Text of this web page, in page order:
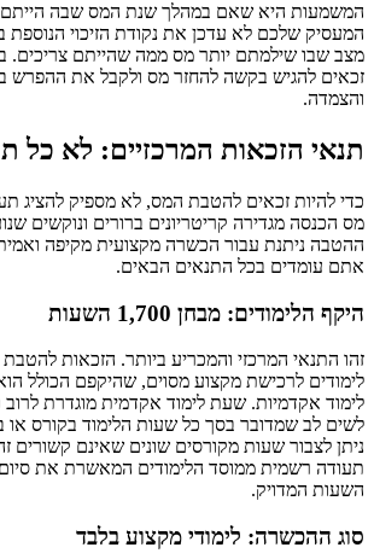
המשמעות היא שאם במהלך שנת המס שבה הייתם
המעסיק שלכם לא עדכן את נקודת הזיכוי הנוספת
מצב שבו שילמתם יותר מס ממה שהייתם צריכים.
זכאים להגיש בקשה להחזר מס ולקבל את ההפרש
והצמדה.
תנאי הזכאות המרכזיים: לא כל
כדי להיות זכאים להטבת המס, לא מספיק להציג
מס הכנסה מגדירה קריטריונים ברורים ונוקשים
ההטבה ניתנת עבור הכשרה מקצועית מקיפה
אתם עומדים בכל התנאים הבאים.
היקף הלימודים: מבחן 1,700 השעות
זהו התנאי המרכזי והמכריע ביותר. הזכאות
לשים לב שמדובר בסך כל שעות הלימוד בקורס או
ניתן לצבור שעות מקורסים שונים שאינם קשורים
תעודה רשמית ממוסד הלימודים המאשרת את
השעות המדויק.
סוג ההכשרה: לימודי מקצוע בלבד